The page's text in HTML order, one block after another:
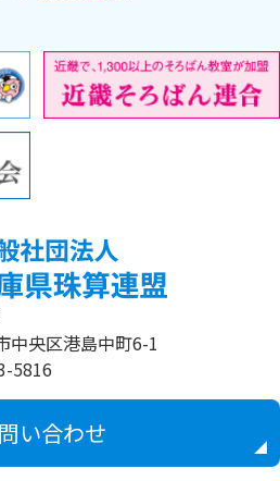
中央区港島中町6-1
5816
い合わせ